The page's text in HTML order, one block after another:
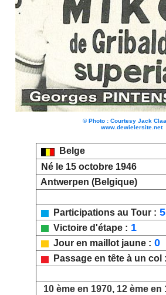
© Photo : Courtesy Jack
www.dewielersite.net
Belge
Né le 15 octobre 1946
Antwerpen (Belgique)
Participations au Tour : 5
Victoire d'étape : 1
Jour en maillot jaune : 0
Passage en tête à un col :
10 ème en 1970, 12 ème en